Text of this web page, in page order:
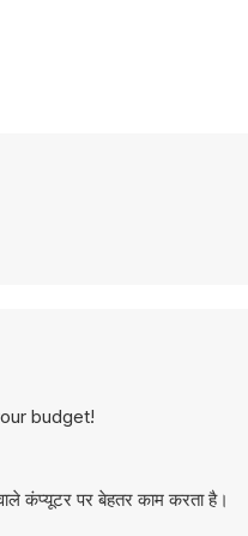
budget!
कंप्यूटर पर बेहतर काम करता है।